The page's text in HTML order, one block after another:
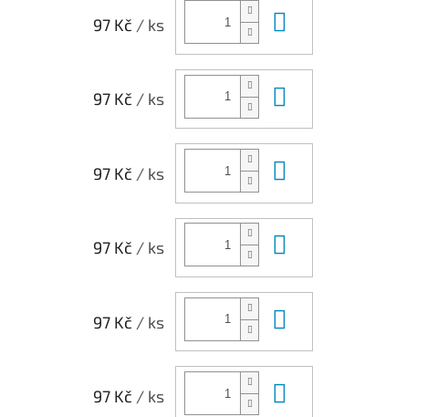
97 Kč / ks
97 Kč / ks
97 Kč / ks
97 Kč / ks
97 Kč / ks
97 Kč / ks